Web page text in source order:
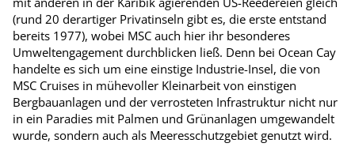
(rund 20 derartiger Privatinseln gibt es, die erste entstand
bereits 1977), wobei MSC auch hier ihr besonderes
Umweltengagement durchblicken ließ. Denn bei Ocean Cay
handelte es sich um eine einstige Industrie-Insel, die von
MSC Cruises in mühevoller Kleinarbeit von einstigen
Bergbauanlagen und der verrosteten Infrastruktur nicht nur
in ein Paradies mit Palmen und Grünanlagen umgewandelt
wurde, sondern auch als Meeresschutzgebiet genutzt wird.